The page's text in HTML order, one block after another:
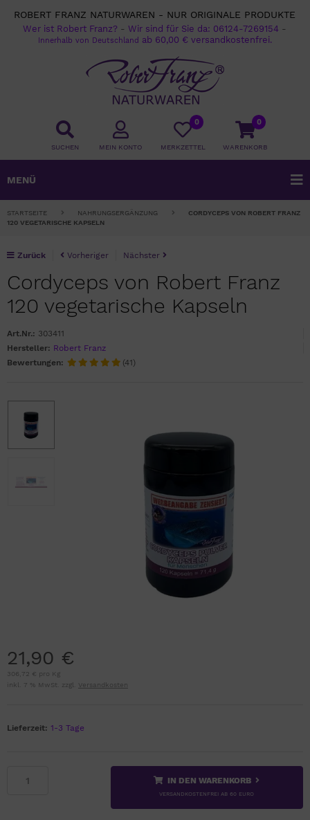
ROBERT FRANZ NATURWAREN - NUR ORIGINALE PRODUKTE
Wer ist Robert Franz? -Wir sind für Sie da: 06124-7269154 -
Innerhalb von Deutschland ab 60,00 € versandkostenfrei.
SUCHEN
0
WARENKORB
0
MERKZETTEL
MEIN KONTO
MENÜ
STARTSEITE NAHRUNGSERGÄNZUNG
CORDYCEPS VON ROBERT FRANZ
120 VEGETARISCHE KAPSELN
Cordyceps von Robert Franz
120 vegetarische Kapseln
Art.Nr.: 303411
Hersteller: Robert Franz
Bewertungen:
(41)
Zurück Vorheriger Nächster
21,90 €
306,72 € pro Kg
inkl. 7 % MwSt. zzgl.
Versandkosten
Lieferzeit: 1-3 Tage
IN DEN WARENKORB
VERSANDKOSTENFREI AB 60 EURO